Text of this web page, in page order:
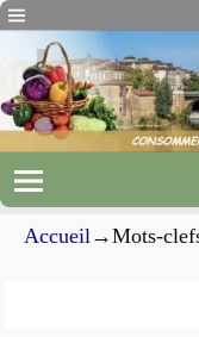
Accueil→Mots-